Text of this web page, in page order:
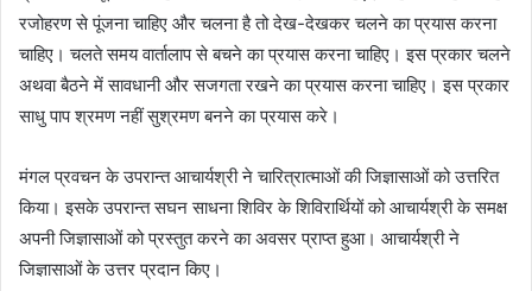
रजोहरण से पूंजना चाहिए और चलना है तो देख-देखकर चलने का प्रयास करना
चाहिए। चलते समय वार्तालाप से बचने का प्रयास करना चाहिए। इस प्रकार चलने
अथवा बैठने में सावधानी और सजगता रखने का प्रयास करना चाहिए। इस प्रकार
साधु पाप श्रमण नहीं सुश्रमण बनने का प्रयास करे।
मंगल प्रवचन के उपरान्त आचार्यश्री ने चारित्रात्माओं की जिज्ञासाओं को उत्तरित
किया। इसके उपरान्त सघन साधना शिविर के शिविरार्थियों को आचार्यश्री के समक्ष
अपनी जिज्ञासाओं को प्रस्तुत करने का अवसर प्राप्त हुआ। आचार्यश्री ने
जिज्ञासाओं के उत्तर प्रदान किए।